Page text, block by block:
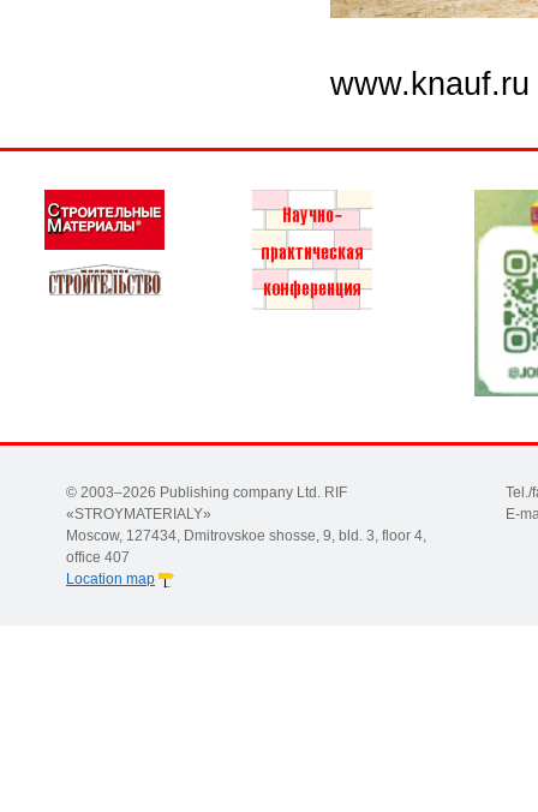
www.knauf.ru
© 2003–2026 Publishing company Ltd. RIF
«STROYMATERIALY»
Moscow, 127434, Dmitrovskoe shosse, 9, bld. 3, floor 4,
office 407
Location map
Tel./
E-